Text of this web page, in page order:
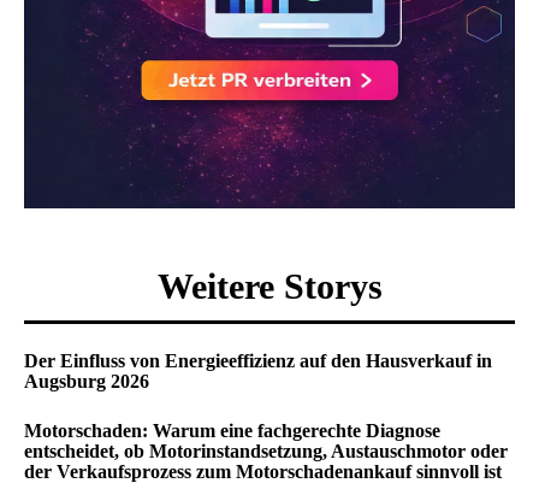
Weitere Storys
Der Einfluss von Energieeffizienz auf den Hausverkauf in
Augsburg 2026
Motorschaden: Warum eine fachgerechte Diagnose
entscheidet, ob Motorinstandsetzung, Austauschmotor oder
der Verkaufsprozess zum Motorschadenankauf sinnvoll ist